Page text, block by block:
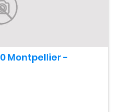
Montpellier -